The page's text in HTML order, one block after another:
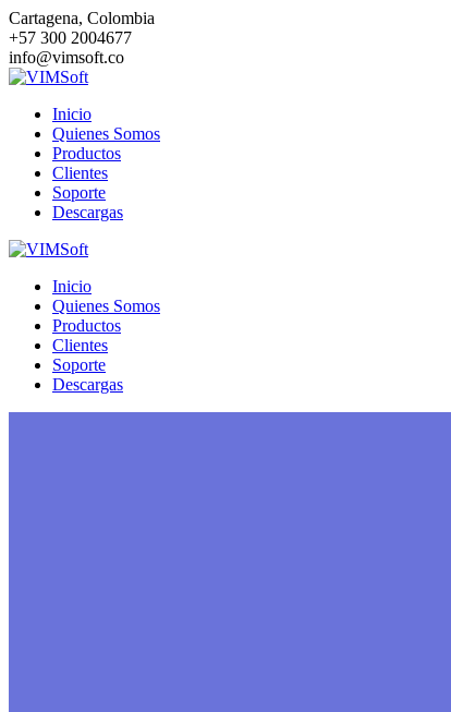
Saltar
al
contenido
Cartagena, Colombia
+57 300 2004677
info@vimsoft.co
Inicio
Quienes Somos
Productos
Clientes
Soporte
Descargas
Inicio
Quienes Somos
Productos
Clientes
Soporte
Descargas